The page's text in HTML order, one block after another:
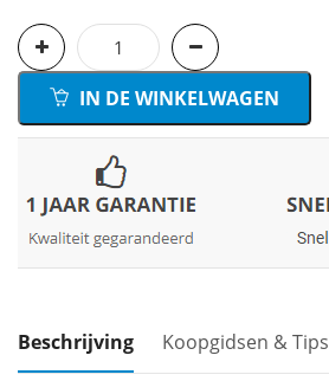
IN DE WINKELWAGEN
Beschrijving Koopgidsen & Tips